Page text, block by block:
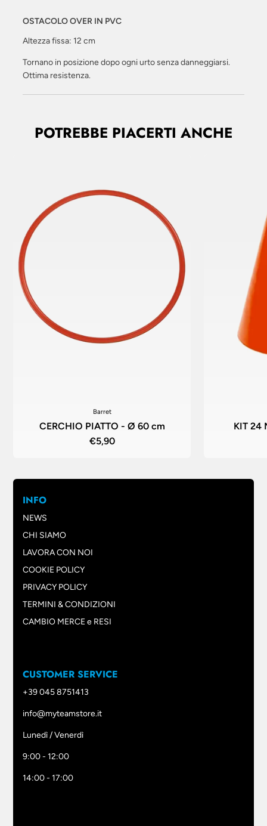
OSTACOLO OVER IN PVC
Altezza fissa: 12 cm
Tornano in posizione dopo ogni urto senza danneggiarsi.
Ottima resistenza.
POTREBBE PIACERTI ANCHE
Barret
CERCHIO PIATTO - Ø 60 cm
€5,90
KIT 24
INFO
NEWS
CHI SIAMO
LAVORA CON NOI
COOKIE POLICY
PRIVACY POLICY
TERMINI & CONDIZIONI
CAMBIO MERCE e RESI
CUSTOMER SERVICE
+39 045 8751413
info@myteamstore.it
Lunedì / Venerdì
9:00 - 12:00
14:00 - 17:00